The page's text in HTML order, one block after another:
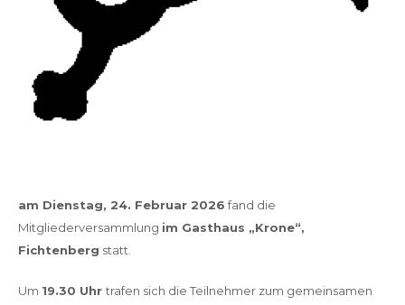
am Dienstag, 24. Februar 2026fand die
Mitgliederversammlung im Gasthaus „Krone“,
Fichtenberg statt.
Um 19.30 Uhrtrafen sich die Teilnehmer zum gemeinsamen